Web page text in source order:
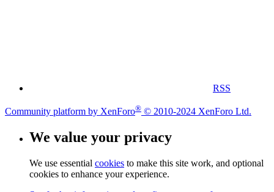
RSS
Community platform by XenForo® © 2010-2024 XenForo Ltd.
We value your privacy
We use essential cookies to make this site work, and optional
cookies to enhance your experience.